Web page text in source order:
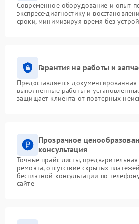
Современное оборудование и опыт
экспресс-диагностику и
сроки, минимизируя время без
Гарантия на работы и
Предоставляется документированная
выполненные работы и
защищает клиента от повторных
Прозрачное
консультация
Точные прайс-листы,
ремонта, отсутствие скрытых
бесплатной консультации по
сайте